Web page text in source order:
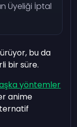
Üyeliği İptal
bu da
bir süre.
yöntemler
anime